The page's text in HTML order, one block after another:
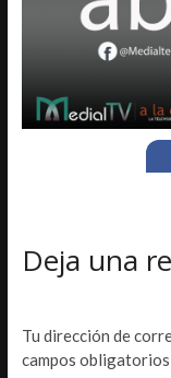
Deja una
Tu dirección de
campos